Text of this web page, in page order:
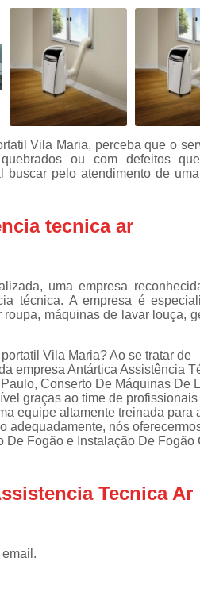
Assistencia
Assistencia Tecnica para Ar
Assistencia Tecnica de
Assistencia Tecnica
Assistencia Tecnica
Electrolux Geladeira
Assistencia Tecnica de
Assistencia Tecnica
Assistencia Tecnica Lavadora
Assistencia Tecnica Maquina
Assistencia
Assistencia Tecnica
Assistencia Tecnica
Vila Maria, perceba que o
ou com defeitos
buscar pelo atendimento de
tecnica ar
uma empresa
técnica. A empresa é
máquinas de lavar louça,
Vila Maria? Ao se tratar de
empresa Antártica Assistência
Conserto De Máquinas De
graças ao time de profissionais
equipe altamente treinada para
adequadamente, nós
De Fogão e Instalação De Fogão
Tecnica Ar